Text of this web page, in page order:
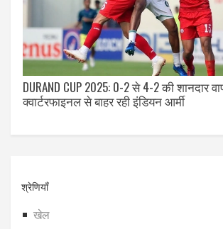
DURAND CUP 2025: 0-2 से 4-2 की शानदार
क्वार्टरफाइनल से बाहर रही इंडियन आर्मी
श्रेणियाँ
खेल